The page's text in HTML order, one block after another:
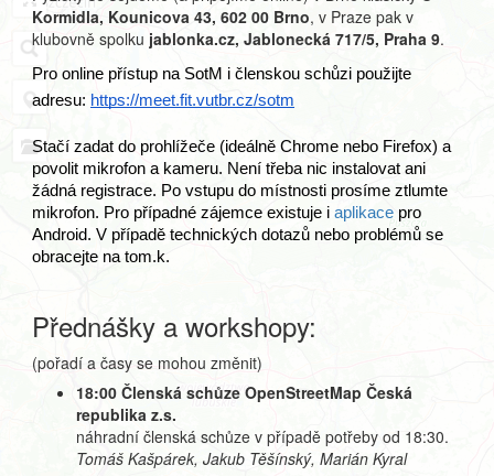
Kormidla, Kounicova 43, 602 00 Brno, v Praze pak v
klubovně spolku jablonka.cz, Jablonecká 717/5, Praha 9.
Pro online přístup na SotM i členskou schůzi použijte
adresu: https://meet.fit.vutbr.cz/sotm
Stačí zadat do prohlížeče (ideálně Chrome nebo Firefox) a
povolit mikrofon a kameru. Není třeba nic instalovat ani
žádná registrace. Po vstupu do místnosti prosíme ztlumte
mikrofon. Pro případné zájemce existuje i aplikace pro
Android. V případě technických dotazů nebo problémů se
obracejte na tom.k.
Přednášky a workshopy:
(pořadí a časy se mohou změnit)
18:00 Členská schůze OpenStreetMap Česká
republika z.s.
náhradní členská schůze v případě potřeby od 18:30.
Tomáš Kašpárek, Jakub Těšínský, Marián Kyral